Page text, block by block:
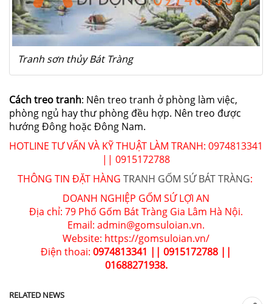
Tranh sơn thủy Bát Tràng
Cách treo tranh: Nên treo tranh ở phòng làm việc,
phòng ngủ hay thư phòng đều hợp. Nên treo được
hướng Đông hoặc Đông Nam.
HOTLINE TƯ VẤN VÀ KỸ THUẬT LÀM TRANH: 0974813341
|| 0915172788
THÔNG TIN ĐẶT HÀNG TRANH GỐM SỨ BÁT TRÀNG:
DOANH NGHIỆP GỐM SỨ LỢI AN
Địa chỉ: 79 Phố Gốm Bát Tràng Gia Lâm Hà Nội.
Email: admin@gomsuloian.vn.
Website: https://gomsuloian.vn/
Điện thoai: 0974813341 || 0915172788 ||
01688271938.
RELATED NEWS